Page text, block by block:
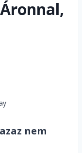
nem